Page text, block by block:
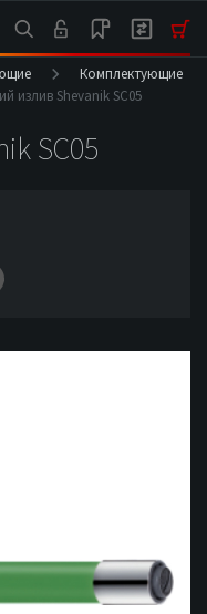
Комплектующие
излив Shevanik SC05
SC05